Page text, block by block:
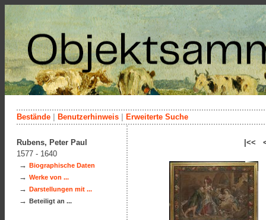
Bestände Benutzerhinweis Erweiterte Suche
|<<
Rubens, Peter Paul
1577 - 1640
→ Biographische Daten
→ Werke von ...
→ Darstellungen mit ...
→ Beteiligt an ...